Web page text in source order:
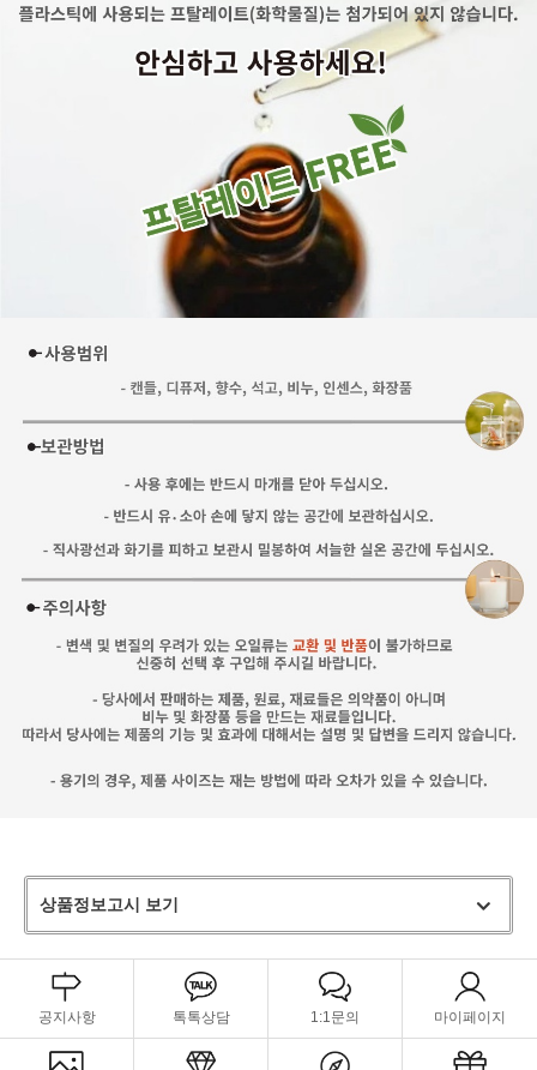
상품정보고시 보기
공지사항 톡톡상담 1:1문의 마이페이지